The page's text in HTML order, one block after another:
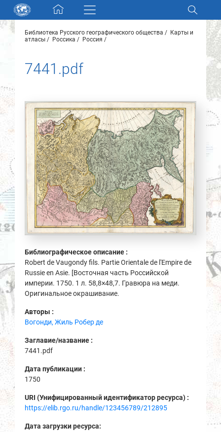
Skip navigation
Разделы и коллекции
Электронный каталог
Новости
О нас
Контакты
Партнеры
Найти
Библиотека Русского географического общества
Карты и
атласы
Россика Россия
7441.pdf
Библиографическое описание :
Robert de Vaugondy fils. Partie Orientale de l'Empire de
Russie en Asie. [Восточная часть Российской
империи. 1750. 1 л. 58,8×48,7. Гравюра на меди.
Оригинальное окрашивание.
Авторы :
Вогонди, Жиль Робер де
Заглавие/название :
7441.pdf
Дата публикации :
1750
URI (Унифицированный идентификатор ресурса) :
https://elib.rgo.ru/handle/123456789/212895
Дата загрузки ресурса: